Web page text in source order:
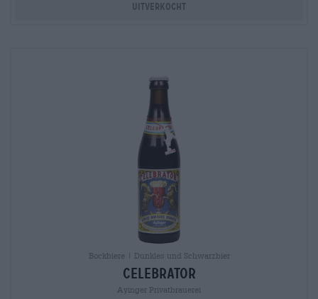
Uitverkocht
Bockbiere | Dunkles und Schwarzbier
Celebrator
Ayinger Privatbrauerei